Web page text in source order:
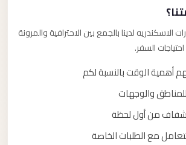
الاسكندريه لدينا بالجمع بين الاحترافية والمرونة
السفر.
أهمية الوقت بالنسبة لكم
والوجهات
من أول لحظة
مع الطلبات الخاصة